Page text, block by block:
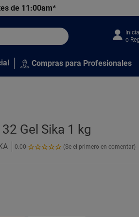
de 11:00am*
o
Compras para Profesionales
Gel Sika 1 kg
0.00
0.00
(Se el primero en comentar)